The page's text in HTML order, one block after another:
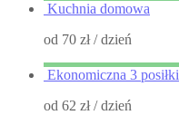
Kuchnia domowa
od 70 zł/ dzień
Ekonomiczna 3 posiłki
od 62 zł/ dzień